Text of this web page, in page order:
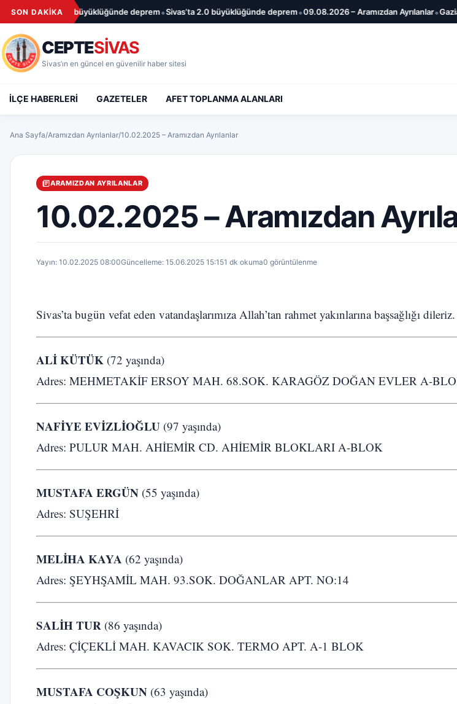
İçeriğe geç
SON DAKİKA
Sivas’ta 1.7 büyüklüğünde deprem•Sivas’ta 2.0 büyüklüğünde deprem•09.08.2026 – Aramızdan Ayrılanlar•
CEPTESİVAS
Sivas’ın en güncel en güvenilir haber sitesi
İLÇE HABERLERİ GAZETELER AFET TOPLANMA ALANLARI
Ana Sayfa/Aramızdan Ayrılanlar/10.02.2025 – Aramızdan Ayrılanlar
ARAMIZDAN AYRILANLAR
10.02.2025 – Aramızdan
Yayın: 10.02.2025 08:00Güncelleme: 15.06.2025 15:151 dk okuma0 görüntülenme
Sivas’ta bugün vefat eden vatandaşlarımıza Allah’tan rahmet yakınlarına başsağlığı dileriz.
ALİ KÜTÜK (72 yaşında)
Adres: MEHMETAKİF ERSOY MAH. 68.SOK. KARAGÖZ DOĞAN EVLER A-
NAFİYE EVİZLİOĞLU (97 yaşında)
Adres: PULUR MAH. AHİEMİR CD. AHİEMİR BLOKLARI A-BLOK
MUSTAFA ERGÜN (55 yaşında)
Adres: SUŞEHRİ
MELİHA KAYA (62 yaşında)
Adres: ŞEYHŞAMİL MAH. 93.SOK. DOĞANLAR APT. NO:14
SALİH TUR (86 yaşında)
Adres: ÇİÇEKLİ MAH. KAVACIK SOK. TERMO APT. A-1 BLOK
MUSTAFA COŞKUN (63 yaşında)